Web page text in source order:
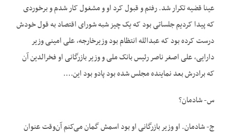
عینا قضیه تکرار شد. رفتم و قبول کرد او و مشغول کار شدم و برخوردی
که پیدا کردیم جلساتی بود که یک چیز شبه شورای اقتصاد به قول خودش
درست کرده بود که عبدالله انتظام بود وزیرخارجه، علی امینی وزیر
دارایی، علی اصغر ناصر رئیس بانک ملی و وزیر بازرگانی او فخرالدین آن
که برادرش بعد نماینده مجلس شده بود پادو بود این….
س- شادمان؟
ج- شادمان. او وزیر بازرگانی او بود اسمش گمان می‌کنم آن‌وقت عنوان